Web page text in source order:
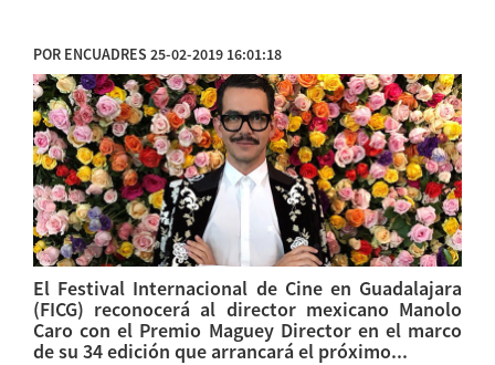
POR ENCUADRES 25-02-2019 16:01:18
El Festival Internacional de Cine en Guadalajara
(FICG) reconocerá al director mexicano Manolo
Caro con el Premio Maguey Director en el marco
de su 34 edición que arrancará el próximo...